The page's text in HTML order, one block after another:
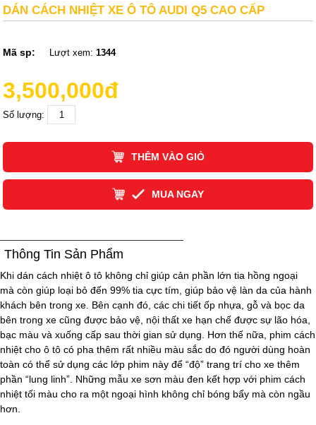
DÁN CÁCH NHIỆT XE Ô TÔ AUDI Q5 CAO CẤP
Mã sp: Lượt xem:1344
3,500,000đ
Số lượng:
THÊM VÀO GIỎ
MUA NGAY
Thông Tin Sản Phẩm
Khi dán cách nhiệt ô tô không chỉ giúp cản phần lớn tia hồng ngoại
mà còn giúp loại bỏ đến 99% tia cực tím, giúp bảo vệ làn da của hành
khách bên trong xe. Bên cạnh đó, các chi tiết ốp nhựa, gỗ và bọc da
bên trong xe cũng được bảo vệ, nội thất xe hạn chế được sự lão hóa,
bạc màu và xuống cấp sau thời gian sử dụng. Hơn thế nữa, phim cách
nhiệt cho ô tô có pha thêm rất nhiều màu sắc do đó người dùng hoàn
toàn có thể sử dụng các lớp phim này để “độ” trang trí cho xe thêm
phần “lung linh”. Những mẫu xe sơn màu đen kết hợp với phim cách
nhiệt tối màu cho ra một ngoại hình không chỉ bóng bẩy mà còn ngầu
hơn.